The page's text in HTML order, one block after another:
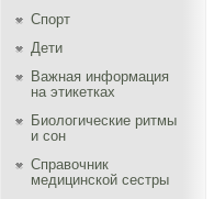
Спорт
Дети
Важная информация
на этикетках
Биологические ритмы
и сон
Справочник
медицинской сестры